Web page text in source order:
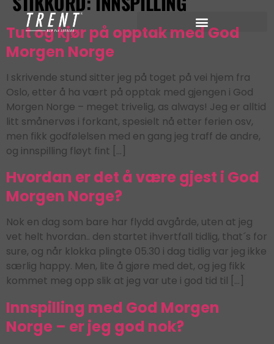
Tut og kjør på opptak med God
Morgen Norge
I skrivende stund sitter jeg på toget på vei hjem fra
Oslo, etter å ha vært på opptak med gjengen i God
Morgen Norge – meget trivelig, as always! Jeg er alltid
litt smånervøs i forkant, spesielt nå etter ferien osv,
men fikk godfølelsen med en gang jeg traff de andre,
og innspilling fløyt fint […]
Hvordan er det å være gjest i God
Morgen Norge?
Nok en dag som bare har flydd avgårde, uten at jeg
vet helt hvordan.. den startet ihvertfall tidlig, that´s for
sure, og når klokka plingte 05.30 i dag tidlig var jeg ikke
særlig happy. Men, lite å gjøre med det, og jeg fikk
kommet meg opp slik at jeg var ute i god tid til […]
Innspilling med God Morgen
Norge – er jeg god nok?